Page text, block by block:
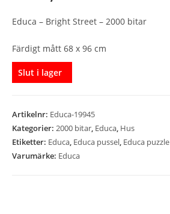
Educa – Bright Street – 2000 bitar
Färdigt mått 68 x 96 cm
Slut i lager
Artikelnr: Educa-19945
Kategorier: 2000 bitar, Educa, Hus
Etiketter: Educa, Educa pussel, Educa puzzle
Varumärke: Educa